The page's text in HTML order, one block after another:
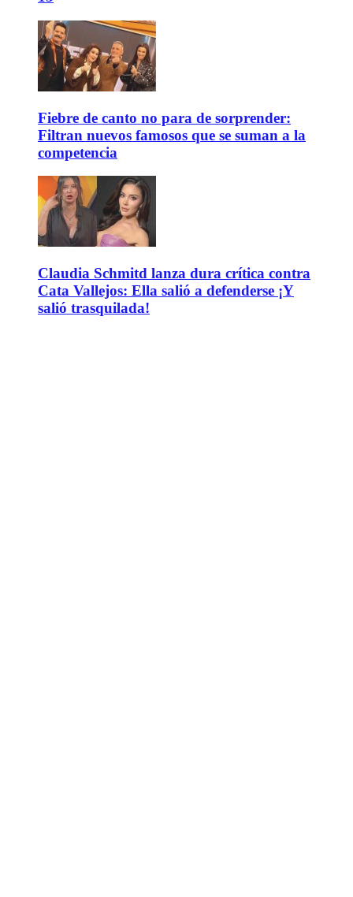
Fiebre de canto no para de sorprender:
Filtran nuevos famosos que se suman a la
competencia
Claudia Schmitd lanza dura crítica contra
Cata Vallejos: Ella salió a defenderse ¡Y
salió trasquilada!